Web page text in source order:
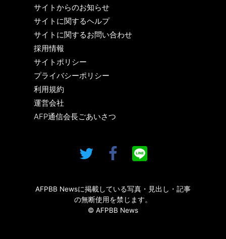
サイトからのお知らせ
サイトに関するヘルプ
サイトに関するお問い合わせ
採用情報
サイトポリシー
プライバシーポリシー
利用規約
運営会社
AFP通信会長ごあいさつ
AFPBB Newsに掲載している写真・見出し・記事
の無断使用を禁じます。
© AFPBB News